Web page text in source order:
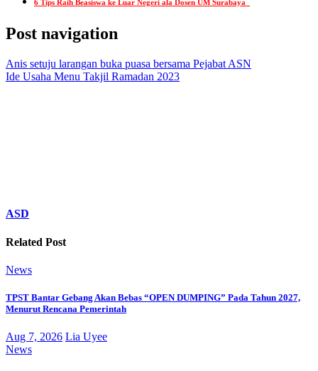
6 Tips Raih Beasiswa ke Luar Negeri ala Dosen UM Surabaya
Post navigation
Anis setuju larangan buka puasa bersama Pejabat ASN
Ide Usaha Menu Takjil Ramadan 2023
ASD
Related Post
News
TPST Bantar Gebang Akan Bebas “OPEN DUMPING” Pada Tahun 2027,
Menurut Rencana Pemerintah
Aug 7, 2026 Lia Uyee
News